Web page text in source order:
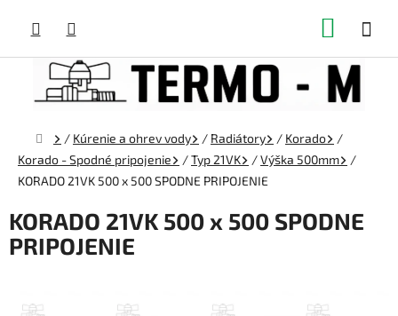
obsah
Domov
/ Kúrenie a ohrev vody / Radiátory / Korado
/
Korado - Spodné pripojenie
/Typ 21VK /Výška 500mm
/
KORADO 21VK 500 x 500 SPODNE PRIPOJENIE
KORADO 21VK 500 x 500 SPODNE
PRIPOJENIE